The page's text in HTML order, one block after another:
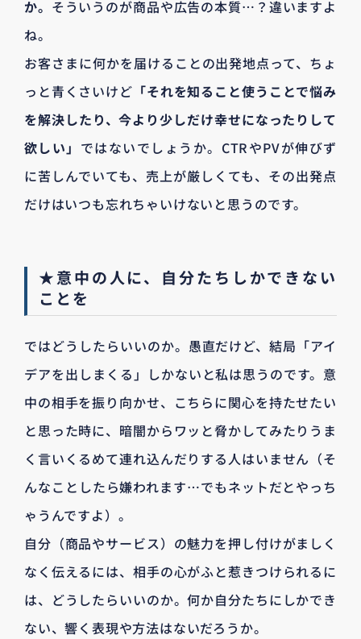
か。 そういうのが商品や広告の本質…？違いますよ
ね。
お客さまに何かを届けることの出発地点って、ちょ
っと青くさいけど 「それを知ること使うことで悩み
を解決したり、今より少しだけ幸せになったりして
欲しい」 ではないでしょうか。CTRやPVが伸びず
に苦しんでいても、売上が厳しくても、その出発点
だけはいつも忘れちゃいけないと思うのです。
★意中の人に、自分たちしかできない
ことを
ではどうしたらいいのか。愚直だけど、結局「アイ
デアを出しまくる」しかないと私は思うのです。意
中の相手を振り向かせ、こちらに関心を持たせたい
と思った時に、暗闇からワッと脅かしてみたりうま
く言いくるめて連れ込んだりする人はいません（そ
んなことしたら嫌われます…でもネットだとやっち
ゃうんですよ）。
自分（商品やサービス）の魅力を押し付けがましく
なく伝えるには、相手の心がふと惹きつけられるに
は、どうしたらいいのか。何か自分たちにしかでき
ない、響く表現や方法はないだろうか。